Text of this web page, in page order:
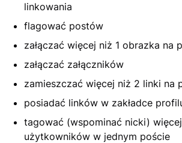
linkowania
flagować postów
załączać więcej niż 1 obrazka na
załączać załączników
zamieszczać więcej niż 2 linki na
posiadać linków w zakładce
tagować (wspominać nicki)
użytkowników w jednym poście